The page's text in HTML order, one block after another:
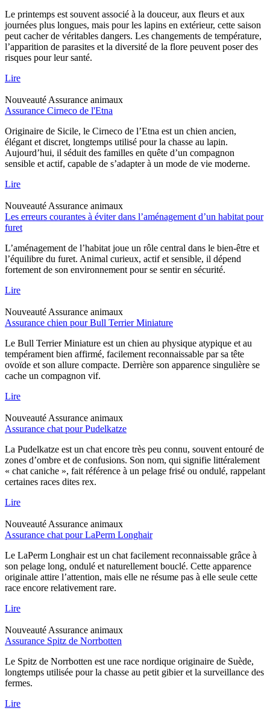
Le printemps est souvent associé à la douceur, aux fleurs et aux
journées plus longues, mais pour les lapins en extérieur, cette saison
peut cacher de véritables dangers. Les changements de température,
l’apparition de parasites et la diversité de la flore peuvent poser des
risques pour leur santé.
Lire
Nouveauté Assurance animaux
Assurance Cirneco de l'Etna
Originaire de Sicile, le Cirneco de l’Etna est un chien ancien,
élégant et discret, longtemps utilisé pour la chasse au lapin.
Aujourd’hui, il séduit des familles en quête d’un compagnon
sensible et actif, capable de s’adapter à un mode de vie moderne.
Lire
Nouveauté Assurance animaux
Les erreurs courantes à éviter dans l’aménagement d’un habitat pour
furet
L’aménagement de l’habitat joue un rôle central dans le bien-être et
l’équilibre du furet. Animal curieux, actif et sensible, il dépend
fortement de son environnement pour se sentir en sécurité.
Lire
Nouveauté Assurance animaux
Assurance chien pour Bull Terrier Miniature
Le Bull Terrier Miniature est un chien au physique atypique et au
tempérament bien affirmé, facilement reconnaissable par sa tête
ovoïde et son allure compacte. Derrière son apparence singulière se
cache un compagnon vif.
Lire
Nouveauté Assurance animaux
Assurance chat pour Pudelkatze
La Pudelkatze est un chat encore très peu connu, souvent entouré de
zones d’ombre et de confusions. Son nom, qui signifie littéralement
« chat caniche », fait référence à un pelage frisé ou ondulé, rappelant
certaines races dites rex.
Lire
Nouveauté Assurance animaux
Assurance chat pour LaPerm Longhair
Le LaPerm Longhair est un chat facilement reconnaissable grâce à
son pelage long, ondulé et naturellement bouclé. Cette apparence
originale attire l’attention, mais elle ne résume pas à elle seule cette
race encore relativement rare.
Lire
Nouveauté Assurance animaux
Assurance Spitz de Norrbotten
Le Spitz de Norrbotten est une race nordique originaire de Suède,
longtemps utilisée pour la chasse au petit gibier et la surveillance des
fermes.
Lire